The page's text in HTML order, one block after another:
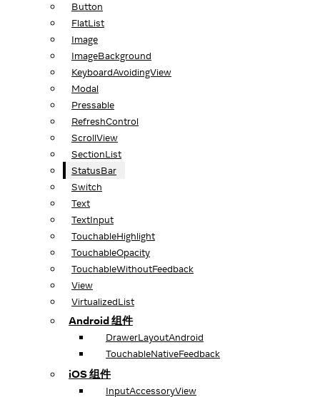
Button
FlatList
Image
ImageBackground
KeyboardAvoidingView
Modal
Pressable
RefreshControl
ScrollView
SectionList
StatusBar
Switch
Text
TextInput
TouchableHighlight
TouchableOpacity
TouchableWithoutFeedback
View
VirtualizedList
Android 组件
DrawerLayoutAndroid
TouchableNativeFeedback
iOS 组件
InputAccessoryView